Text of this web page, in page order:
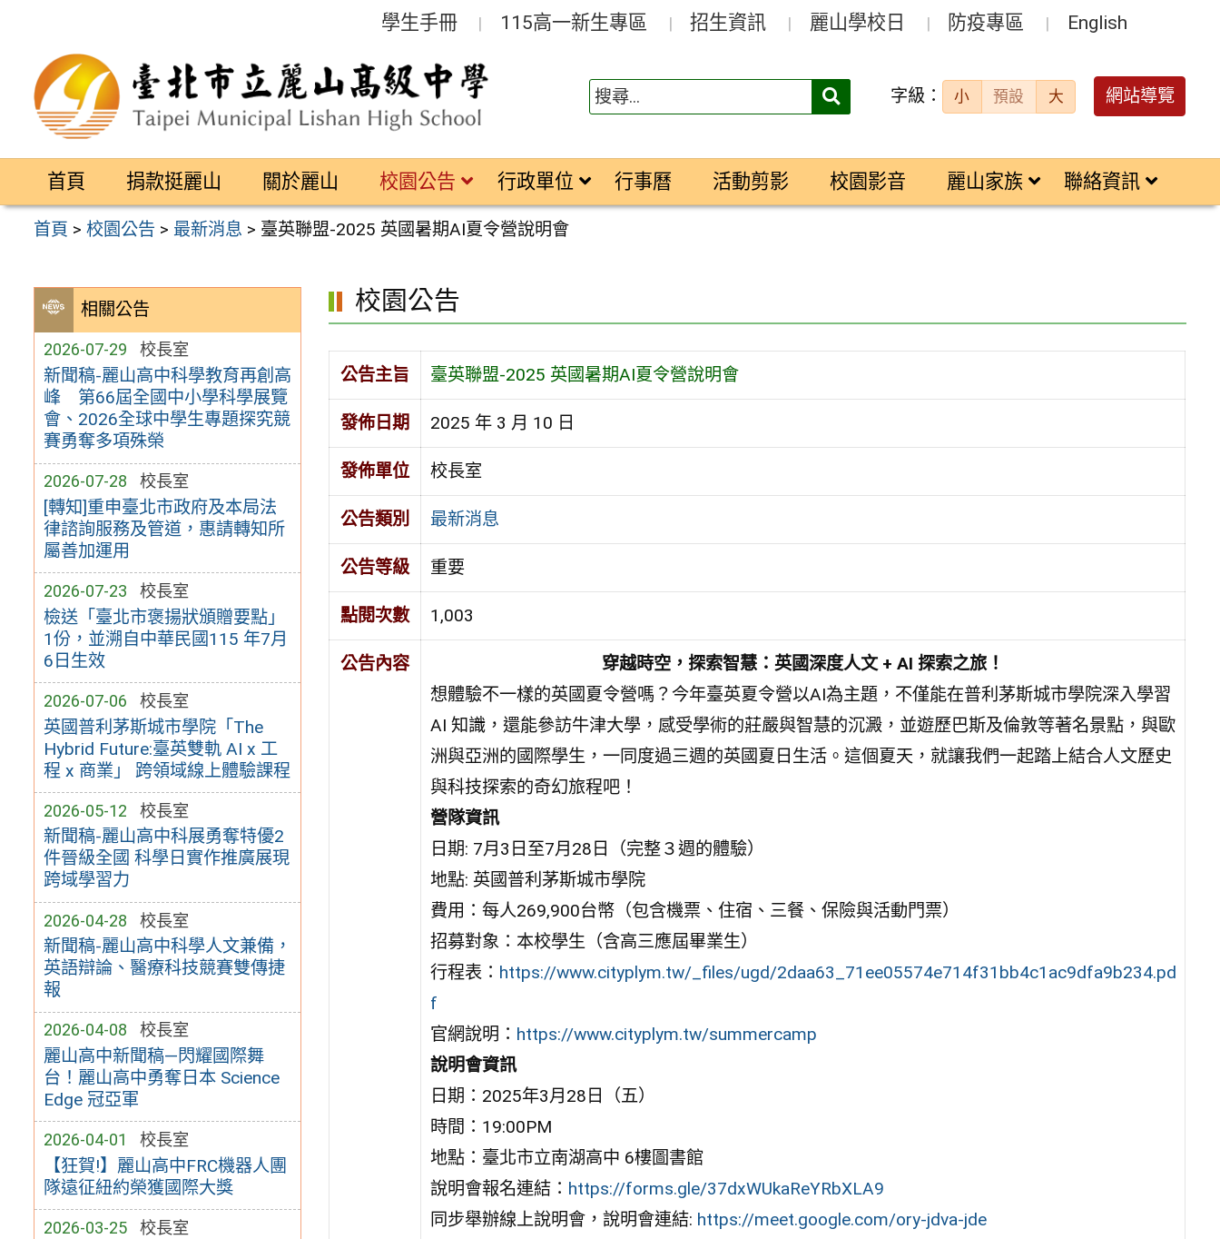
區
學生手冊 115高一新生專區 招生資訊 麗山學校日 防疫專區 English
搜
字級： 小 預設 大 網站導覽
首頁 捐款挺麗山 關於麗山 校園公告 行政單位 行事曆 活動剪影 校園影音 麗山家族 聯絡資訊
首頁 >校園公告 > 最新消息 > 臺英聯盟-2025 英國暑期AI夏令營說明會
相關公告
2026-07-29 校長室
新聞稿-麗山高中科學教育再創高
峰 第66屆全國中小學科學展覽
會、2026全球中學生專題探究競
賽勇奪多項殊榮
2026-07-28 校長室
[轉知]重申臺北市政府及本局法
律諮詢服務及管道，惠請轉知所
屬善加運用
2026-07-23 校長室
檢送「臺北市褒揚狀頒贈要點」
1份，並溯自中華民國115 年7月
6日生效
2026-07-06 校長室
英國普利茅斯城市學院「The
Hybrid Future:臺英雙軌 AI x 工
程 x 商業」 跨領域線上體驗課程
2026-05-12 校長室
新聞稿-麗山高中科展勇奪特優2
件晉級全國 科學日實作推廣展現
跨域學習力
2026-04-28 校長室
新聞稿-麗山高中科學人文兼備，
英語辯論、醫療科技競賽雙傳捷
報
2026-04-08 校長室
麗山高中新聞稿—閃耀國際舞
台！麗山高中勇奪日本 Science
Edge 冠亞軍
2026-04-01 校長室
【狂賀!】麗山高中FRC機器人團
隊遠征紐約榮獲國際大獎
2026-03-25 校長室
校園公告
公告主旨 臺英聯盟-2025 英國暑期AI夏令營說明會
發佈日期 2025 年 3 月 10 日
發佈單位 校長室
公告類別 最新消息
公告等級 重要
點閱次數 1,003
公告內容
穿越時空，探索智慧：英國深度人文 + AI 探索之旅！
想體驗不一樣的英國夏令營嗎？今年臺英夏令營以AI為主題，不僅能在普利茅斯城市學院深入學習
AI 知識，還能參訪牛津大學，感受學術的莊嚴與智慧的沉澱，並遊歷巴斯及倫敦等著名景點，與歐
洲與亞洲的國際學生，一同度過三週的英國夏日生活。這個夏天，就讓我們一起踏上結合人文歷史
與科技探索的奇幻旅程吧！
營隊資訊
日期: 7月3日至7月28日（完整３週的體驗）
地點: 英國普利茅斯城市學院
費用：每人269,900台幣（包含機票、住宿、三餐、保險與活動門票）
招募對象：本校學生（含高三應屆畢業生）
行程表： https://www.cityplym.tw/_files/ugd/2daa63_71ee05574e714f31bb4c1ac9dfa9b234.pd
f
官網說明： https://www.cityplym.tw/summercamp
說明會資訊
日期：2025年3月28日（五）
時間：19:00PM
地點：臺北市立南湖高中 6樓圖書館
說明會報名連結： https://forms.gle/37dxWUkaReYRbXLA9
同步舉辦線上說明會，說明會連結: https://meet.google.com/ory-jdva-jde